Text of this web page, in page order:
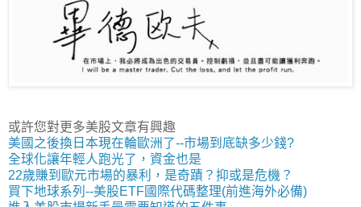
或許您對更多美股文章有興趣
美國之後換日本現在輪歐洲了--市場到底缺多少錢?
全球化讓年輕人跑光了，資金也是
22歲賺到歐元市場的暴利，是奇蹟？抑或是危機？
買下地球系列--美股ETF國際代碼整理(前進海外必備)